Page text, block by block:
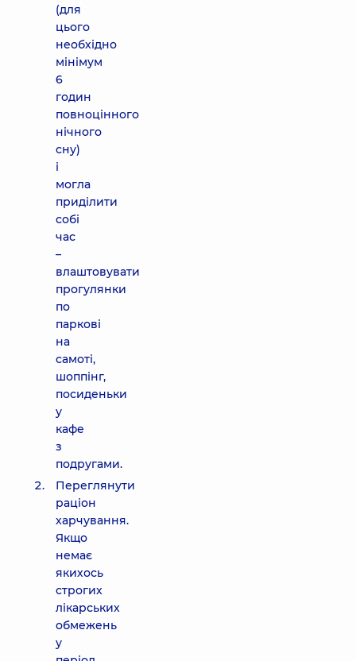
(для
цього
необхідно
мінімум
6
годин
повноцінного
нічного
сну)
і
могла
приділити
собі
час
–
влаштовувати
прогулянки
по
паркові
на
самоті,
шоппінг,
посиденьки
у
кафе
з
подругами.
Переглянути
раціон
харчування.
Якщо
немає
якихось
строгих
лікарських
обмежень
у